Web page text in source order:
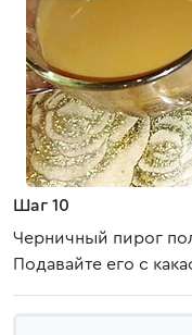
Шаг 10
Черничный пирог
Подавайте его с